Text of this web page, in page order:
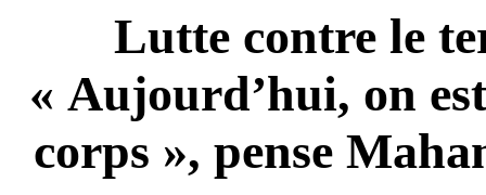
Lutte contre le
« Aujourd’hui, on
corps », pense